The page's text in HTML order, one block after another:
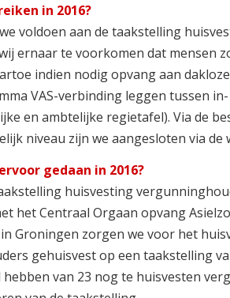
in 2016?
voldoen aan de taakstelling
ernaar te voorkomen dat mensen
indien nodig opvang aan
VAS-verbinding leggen tussen
en ambtelijke regietafel). Via de
niveau zijn we aangesloten via
gedaan in 2016?
huisvesting
het Centraal Orgaan opvang
Groningen zorgen we voor het
gehuisvest op een taakstelling
van 23 nog te huisvesten